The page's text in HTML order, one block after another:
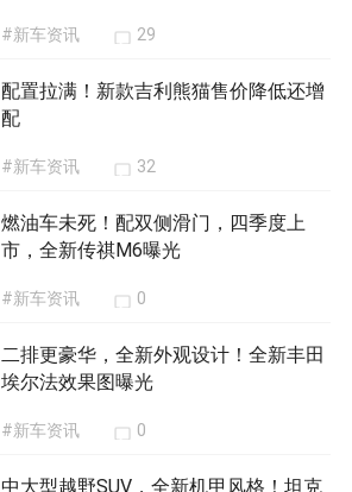
#新车资讯 29
配置拉满！新款吉利熊猫售价降低还增
配
#新车资讯 32
燃油车未死！配双侧滑门，四季度上
市，全新传祺M6曝光
#新车资讯 0
二排更豪华，全新外观设计！全新丰田
埃尔法效果图曝光
#新车资讯 0
中大型越野SUV，全新机甲风格！坦克